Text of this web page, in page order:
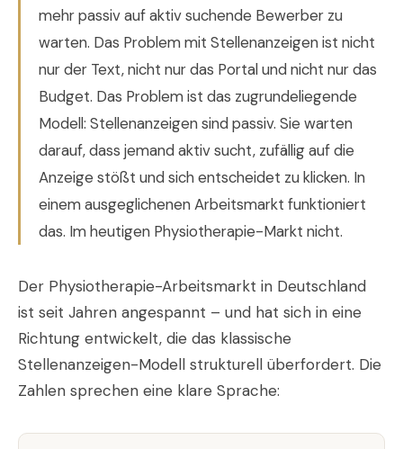
mehr passiv auf aktiv suchende Bewerber zu
warten. Das Problem mit Stellenanzeigen ist nicht
nur der Text, nicht nur das Portal und nicht nur das
Budget. Das Problem ist das zugrundeliegende
Modell: Stellenanzeigen sind passiv. Sie warten
darauf, dass jemand aktiv sucht, zufällig auf die
Anzeige stößt und sich entscheidet zu klicken. In
einem ausgeglichenen Arbeitsmarkt funktioniert
das. Im heutigen Physiotherapie-Markt nicht.
Der Physiotherapie-Arbeitsmarkt in Deutschland
ist seit Jahren angespannt – und hat sich in eine
Richtung entwickelt, die das klassische
Stellenanzeigen-Modell strukturell überfordert. Die
Zahlen sprechen eine klare Sprache: